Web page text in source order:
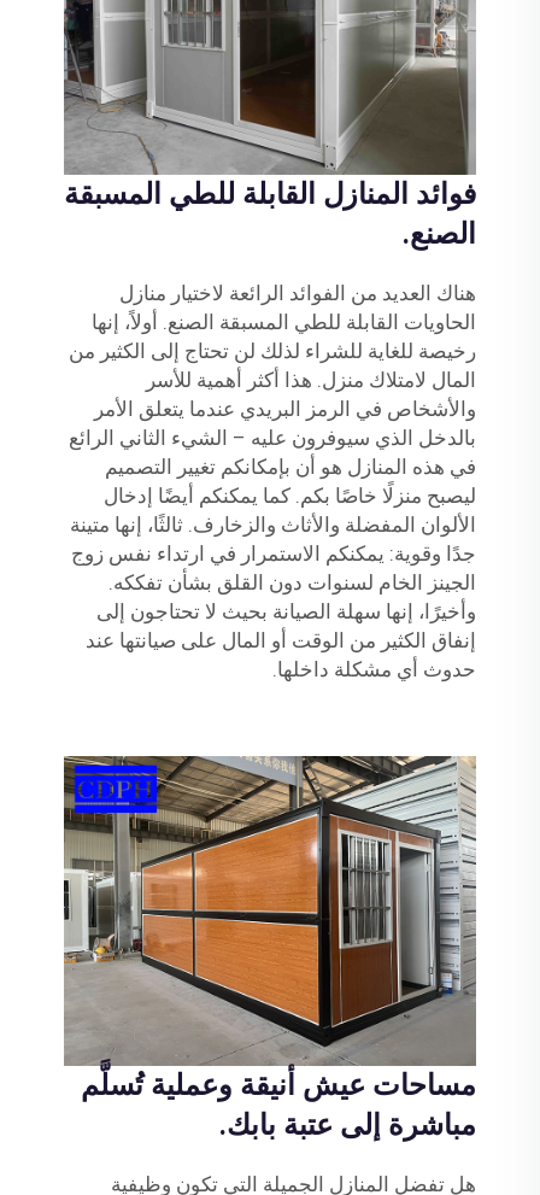
فوائد المنازل القابلة للطي المسبقة
الصنع.
هناك العديد من الفوائد الرائعة لاختيار منازل
الحاويات القابلة للطي المسبقة الصنع. أولاً، إنها
رخيصة للغاية للشراء لذلك لن تحتاج إلى الكثير من
المال لامتلاك منزل. هذا أكثر أهمية للأسر
والأشخاص في الرمز البريدي عندما يتعلق الأمر
بالدخل الذي سيوفرون عليه – الشيء الثاني الرائع
في هذه المنازل هو أن بإمكانكم تغيير التصميم
ليصبح منزلًا خاصًا بكم. كما يمكنكم أيضًا إدخال
الألوان المفضلة والأثاث والزخارف. ثالثًا، إنها متينة
جدًا وقوية: يمكنكم الاستمرار في ارتداء نفس زوج
الجينز الخام لسنوات دون القلق بشأن تفككه.
وأخيرًا، إنها سهلة الصيانة بحيث لا تحتاجون إلى
إنفاق الكثير من الوقت أو المال على صيانتها عند
حدوث أي مشكلة داخلها.
مساحات عيش أنيقة وعملية تُسلَّم
مباشرة إلى عتبة بابك.
هل تفضل المنازل الجميلة التي تكون وظيفية